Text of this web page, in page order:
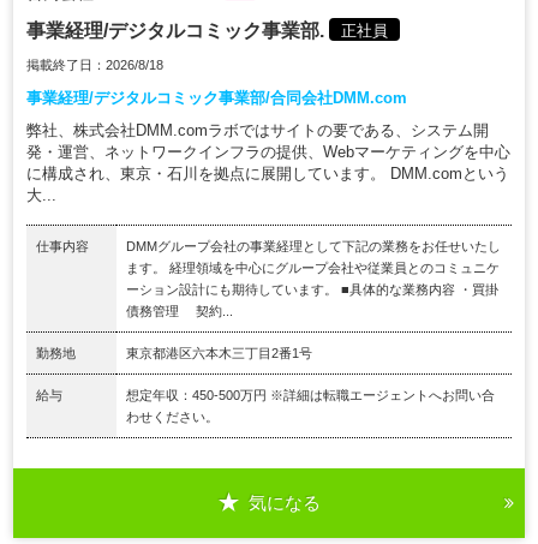
事業経理/デジタルコミック事業部. 正社員
掲載終了日：2026/8/18
事業経理/デジタルコミック事業部/合同会社DMM.com
弊社、株式会社DMM.comラボではサイトの要である、システム開
発・運営、ネットワークインフラの提供、Webマーケティングを中心
に構成され、東京・石川を拠点に展開しています。 DMM.comという
大...
仕事内容
DMMグループ会社の事業経理として下記の業務をお任せいたし
ます。 経理領域を中心にグループ会社や従業員とのコミュニケ
ーション設計にも期待しています。 ■具体的な業務内容 ・買掛
債務管理 契約...
勤務地 東京都港区六本木三丁目2番1号
給与
想定年収：450-500万円 ※詳細は転職エージェントへお問い合
わせください。
気になる